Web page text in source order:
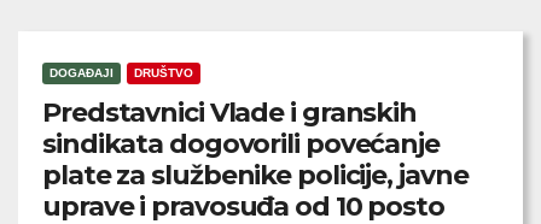
DOGAĐAJI DRUŠTVO
Predstavnici Vlade i granskih
sindikata dogovorili povećanje
plate za službenike policije, javne
uprave i pravosuđa od 10 posto